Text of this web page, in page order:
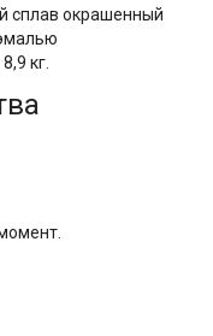
сплав окрашенный
кг.